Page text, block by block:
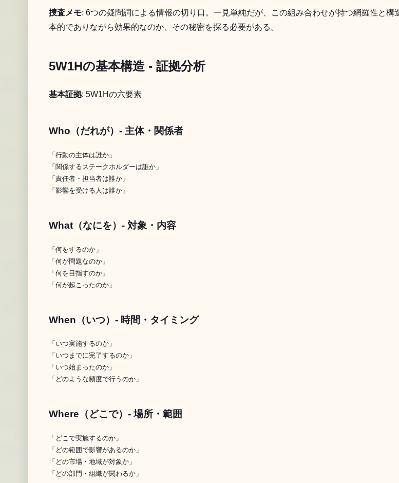
捜査メモ: 6つの疑問詞による情報の切り口。一見単純だが、この組み合わせが持つ網羅性と
本的でありながら効果的なのか、その秘密を探る必要がある。
5W1Hの基本構造 - 証拠分析
基本証拠: 5W1Hの六要素
Who（だれが）- 主体・関係者
「行動の主体は誰か」
「関係するステークホルダーは誰か」
「責任者・担当者は誰か」
What（なにを）- 対象・内容
「何をするのか」
「何が問題なのか」
「何を目指すのか」
When（いつ）- 時間・タイミング
「いつ実施するのか」
「いつまでに完了するのか」
「いつ始まったのか」
Where（どこで）- 場所・範囲
「どこで実施するのか」
「どの範囲で影響があるのか」
「どの市場・地域が対象か」